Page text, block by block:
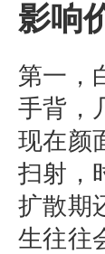
影响
第一，
手背，
现在颜
扫射，
扩散期
生往往